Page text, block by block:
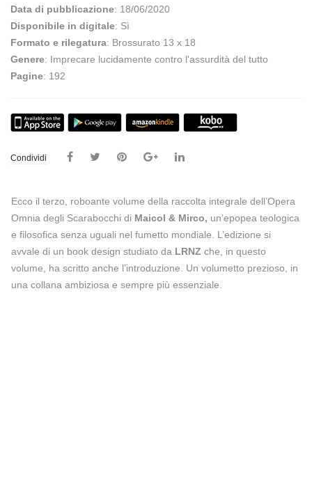
Data di pubblicazione: 18/06/2020
Disponibile in digitale: Sì
Formato e rilegatura: Brossurato 13 x 18
Genere: Imprecare lucidamente contro l'assurdità del tutto
Pagine: 192
Condividi
Ecco il terzo, roboante volume della raccolta integrale dell’Opera
Omnia degli Scarabocchi di Maicol & Mirco, un’epopea teologica
e filosofica senza uguali nel fumetto mondiale. L’edizione si
avvale di un book design studiato da LRNZ che, in questo
volume, ha scritto anche l’introduzione. Un volumetto prezioso, in
una collana ambiziosa e sempre più essenziale.